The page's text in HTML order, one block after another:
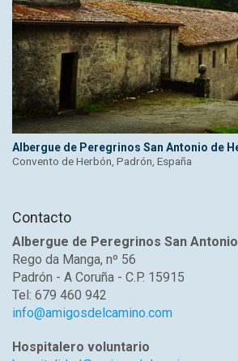
Albergue de Peregrinos San Antonio de
Convento de Herbón, Padrón, España
Contacto
Albergue de Peregrinos San
Rego da Manga, nº 56
Padrón - A Coruña - C.P. 15915
Tel: 679 460 942
info@amigosdelcamino.com
Hospitalero voluntario